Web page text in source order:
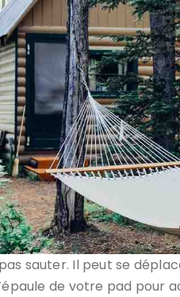
sauter. Il peut se
de votre pad